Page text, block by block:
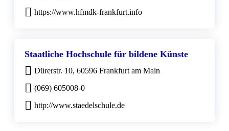
https://www.hfmdk-frankfurt.info
Staatliche Hochschule für bildene Künste
Dürerstr. 10, 60596 Frankfurt am Main
(069) 605008-0
http://www.staedelschule.de